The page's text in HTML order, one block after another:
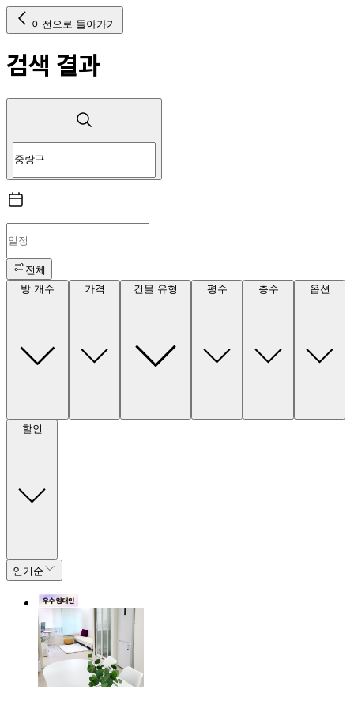
이전으로 돌아가기
검색 결과
전체
방 개수
가격 건물 유형 평수 층수 옵션
할인
인기순